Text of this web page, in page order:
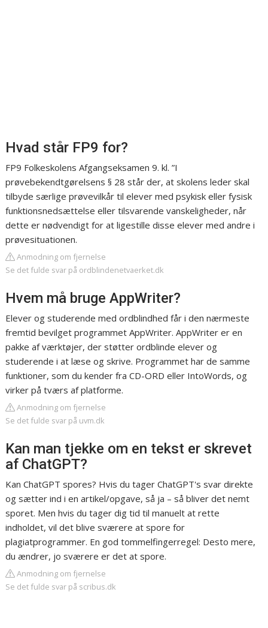
Hvad står FP9 for?
FP9 Folkeskolens Afgangseksamen 9. kl. ”I
prøvebekendtgørelsens § 28 står der, at skolens leder skal
tilbyde særlige prøvevilkår til elever med psykisk eller fysisk
funktionsnedsættelse eller tilsvarende vanskeligheder, når
dette er nødvendigt for at ligestille disse elever med andre i
prøvesituationen.
Anmodning om fjernelse
Se det fulde svar på ordblindenetvaerket.dk
Hvem må bruge AppWriter?
Elever og studerende med ordblindhed får i den nærmeste
fremtid bevilget programmet AppWriter. AppWriter er en
pakke af værktøjer, der støtter ordblinde elever og
studerende i at læse og skrive. Programmet har de samme
funktioner, som du kender fra CD-ORD eller IntoWords, og
virker på tværs af platforme.
Anmodning om fjernelse
Se det fulde svar på uvm.dk
Kan man tjekke om en tekst er skrevet
af ChatGPT?
Kan ChatGPT spores? Hvis du tager ChatGPT's svar direkte
og sætter ind i en artikel/opgave, så ja – så bliver det nemt
sporet. Men hvis du tager dig tid til manuelt at rette
indholdet, vil det blive sværere at spore for
plagiatprogrammer. En god tommelfingerregel: Desto mere,
du ændrer, jo sværere er det at spore.
Anmodning om fjernelse
Se det fulde svar på scribus.dk